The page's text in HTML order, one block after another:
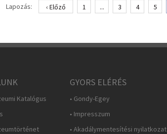
Lapozás: ‹ Előző 1 ... 3 4 5
Katalógus
GYORS ELÉRÉS
• Gondy-Egey
• Impresszum
• Akadálymentesítési nyilatkozat